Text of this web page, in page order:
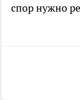
спор нужно